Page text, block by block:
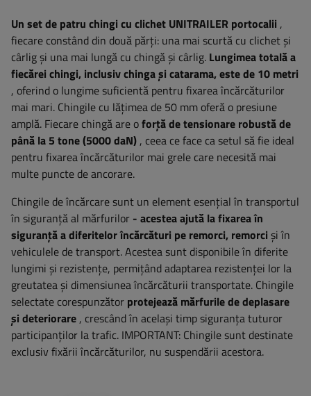
Un set de patru chingi cu clichet UNITRAILER portocalii ,
fiecare constând din două părți: una mai scurtă cu clichet și
cârlig și una mai lungă cu chingă și cârlig. Lungimea totală a
fiecărei chingi, inclusiv chinga și catarama, este de 10 metri
, oferind o lungime suficientă pentru fixarea încărcăturilor
mai mari. Chingile cu lățimea de 50 mm oferă o presiune
amplă. Fiecare chingă are oforță de tensionare robustă de
până la 5 tone (5000 daN) , ceea ce face ca setul să fie ideal
pentru fixarea încărcăturilor mai grele care necesită mai
multe puncte de ancorare.
Chingile de încărcare sunt un element esențial în transportul
în siguranță al mărfurilor - acestea ajută la fixarea în
siguranță a diferitelor încărcături pe remorci, remorci și în
vehiculele de transport. Acestea sunt disponibile în diferite
lungimi și rezistențe, permițând adaptarea rezistenței lor la
greutatea și dimensiunea încărcăturii transportate. Chingile
selectate corespunzător protejează mărfurile de deplasare
și deteriorare , crescând în același timp siguranța tuturor
participanților la trafic. IMPORTANT: Chingile sunt destinate
exclusiv fixării încărcăturilor, nu suspendării acestora.